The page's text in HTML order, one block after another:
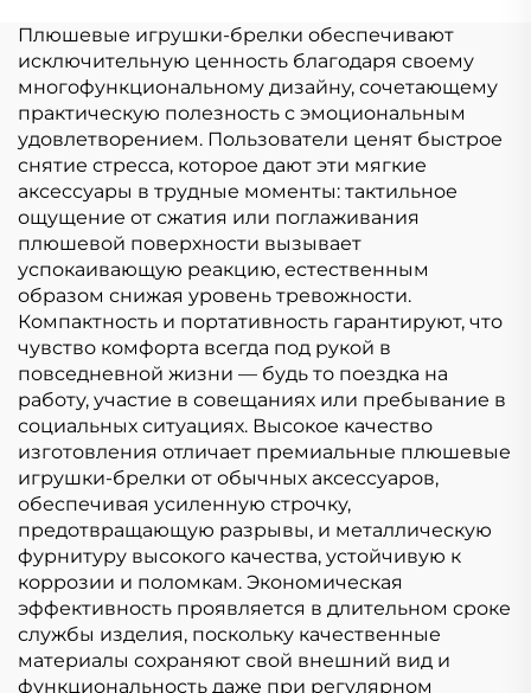
заказ, плюшевая
тряпичная кукла
кролик, кошка,
настраиваемый
плюшевый брелок
Плюшевые игрушки-брелки обеспечивают
исключительную ценность благодаря своему
многофункциональному дизайну, сочетающему
практическую полезность с эмоциональным
удовлетворением. Пользователи ценят быстрое
снятие стресса, которое дают эти мягкие
аксессуары в трудные моменты: тактильное
ощущение от сжатия или поглаживания
плюшевой поверхности вызывает
успокаивающую реакцию, естественным
образом снижая уровень тревожности.
Компактность и портативность гарантируют, что
чувство комфорта всегда под рукой в
повседневной жизни — будь то поездка на
работу, участие в совещаниях или пребывание в
социальных ситуациях. Высокое качество
изготовления отличает премиальные плюшевые
игрушки-брелки от обычных аксессуаров,
обеспечивая усиленную строчку,
предотвращающую разрывы, и металлическую
фурнитуру высокого качества, устойчивую к
коррозии и поломкам. Экономическая
эффективность проявляется в длительном сроке
службы изделия, поскольку качественные
материалы сохраняют свой внешний вид и
функциональность даже при регулярном